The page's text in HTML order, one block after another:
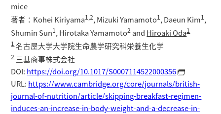
mice
著者：Kohei Kiriyama1,2, Mizuki Yamamoto1, Daeun Kim1,
Shumin Sun1, Hirotaka Yamamoto2 and Hiroaki Oda1
1名古屋大学大学院生命農学研究科栄養生化学
2三基商事株式会社
DOI: https://doi.org/10.1017/S0007114522000356
URL: https://www.cambridge.org/core/journals/british-
journal-of-nutrition/article/skipping-breakfast-regimen-
induces-an-increase-in-body-weight-and-a-decrease-in-